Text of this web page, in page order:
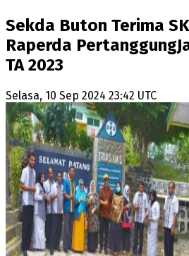
Sekda Buton Terima
Raperda
TA 2023
Selasa, 10 Sep 2024 23:42 UTC